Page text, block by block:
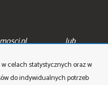
lub
celach statystycznych oraz w
do indywidualnych potrzeb